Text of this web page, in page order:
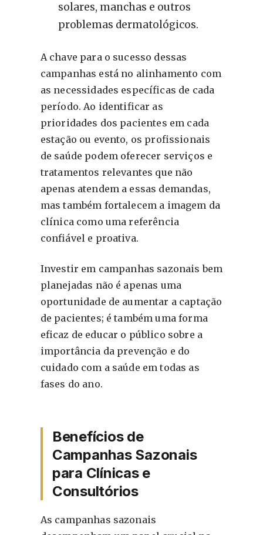
solares, manchas e outros
problemas dermatológicos.
A chave para o sucesso dessas
campanhas está no alinhamento com
as necessidades específicas de cada
período. Ao identificar as
prioridades dos pacientes em cada
estação ou evento, os profissionais
de saúde podem oferecer serviços e
tratamentos relevantes que não
apenas atendem a essas demandas,
mas também fortalecem a imagem da
clínica como uma referência
confiável e proativa.
Investir em campanhas sazonais bem
planejadas não é apenas uma
oportunidade de aumentar a captação
de pacientes; é também uma forma
eficaz de educar o público sobre a
importância da prevenção e do
cuidado com a saúde em todas as
fases do ano.
Benefícios de
Campanhas Sazonais
para Clínicas e
Consultórios
As campanhas sazonais